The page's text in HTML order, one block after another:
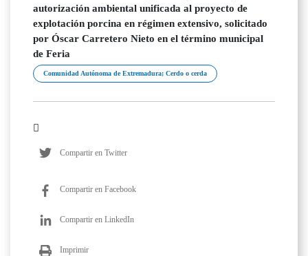
autorización ambiental unificada al proyecto de
explotación porcina en régimen extensivo, solicitado
por Óscar Carretero Nieto en el término municipal
de Feria
Comunidad Autónoma de Extremadura; Cerdo o cerda
Compartir en Twitter
Compartir en Facebook
Compartir en LinkedIn
Imprimir